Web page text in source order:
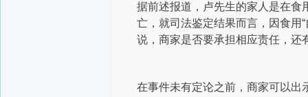
据前述报道，卢先生的家人是在食
亡，就司法鉴定结果而言，因食用
说，商家是否要承担相应责任，还
在事件未有定论之前，商家可以出